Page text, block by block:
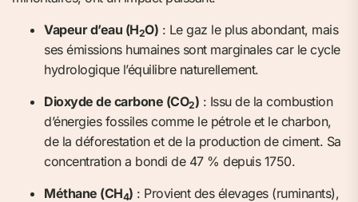
Vapeur d’eau (H2O) : Le gaz le plus abondant, mais
ses émissions humaines sont marginales car le cycle
hydrologique l’équilibre naturellement.
Dioxyde de carbone (CO2) : Issu de la combustion
d’énergies fossiles comme le pétrole et le charbon,
de la déforestation et de la production de ciment. Sa
concentration a bondi de 47 % depuis 1750.
Méthane (CH4) : Provient des élevages (ruminants),